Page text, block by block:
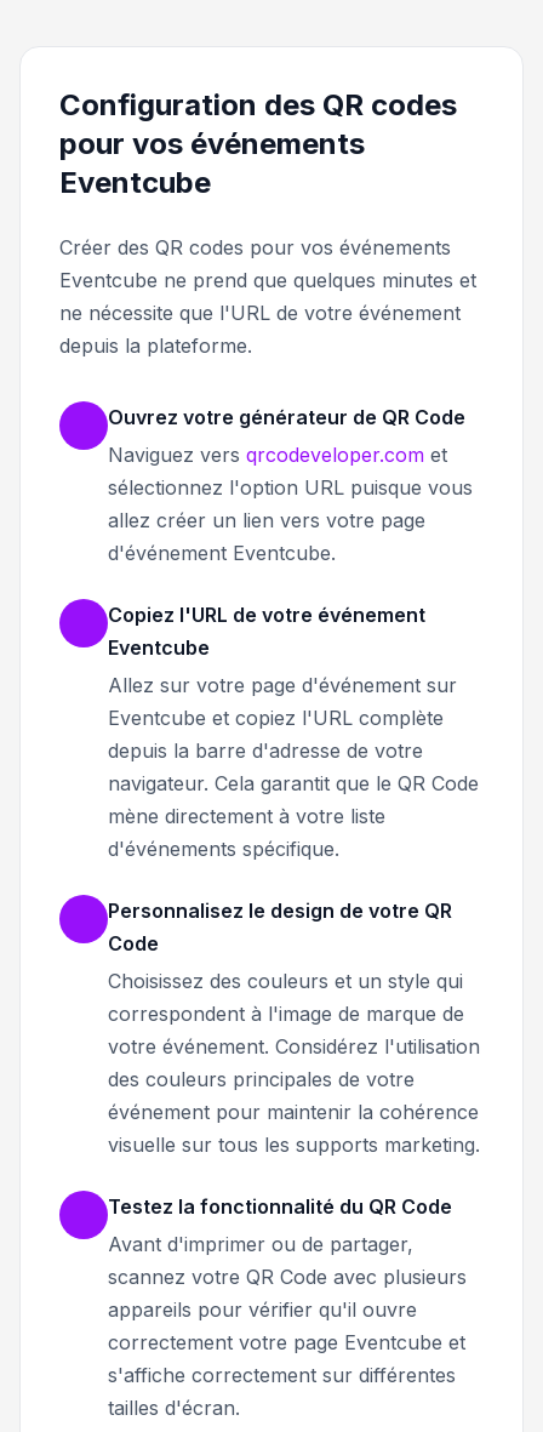
Configuration des QR codes
pour vos événements
Eventcube
Créer des QR codes pour vos événements
Eventcube ne prend que quelques minutes et
ne nécessite que l'URL de votre événement
depuis la plateforme.
Ouvrez votre générateur de QR Code
Naviguez vers qrcodeveloper.com et
sélectionnez l'option URL puisque vous
allez créer un lien vers votre page
d'événement Eventcube.
Copiez l'URL de votre événement
Eventcube
Allez sur votre page d'événement sur
Eventcube et copiez l'URL complète
depuis la barre d'adresse de votre
navigateur. Cela garantit que le QR Code
mène directement à votre liste
d'événements spécifique.
Personnalisez le design de votre QR
Code
Choisissez des couleurs et un style qui
correspondent à l'image de marque de
votre événement. Considérez l'utilisation
des couleurs principales de votre
événement pour maintenir la cohérence
visuelle sur tous les supports marketing.
Testez la fonctionnalité du QR Code
Avant d'imprimer ou de partager,
scannez votre QR Code avec plusieurs
appareils pour vérifier qu'il ouvre
correctement votre page Eventcube et
s'affiche correctement sur différentes
tailles d'écran.